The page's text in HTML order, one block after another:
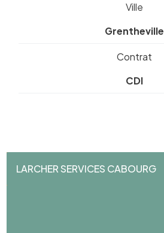
Ville
Grentheville
Contrat
CDI
LARCHER SERVICES CABOURG